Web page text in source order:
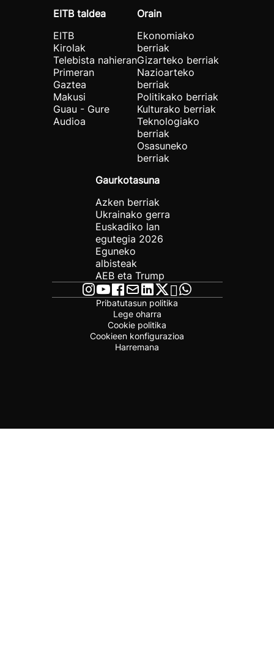
EITB taldea
EITB
Kirolak
Telebista nahieran
Primeran
Gaztea
Makusi
Guau - Gure
Audioa
Orain
Ekonomiako
berriak
Gizarteko berriak
Nazioarteko
berriak
Politikako berriak
Kulturako berriak
Teknologiako
berriak
Osasuneko
berriak
Gaurkotasuna
Azken berriak
Ukrainako gerra
Euskadiko lan
egutegia 2026
Eguneko
albisteak
AEB eta Trump
Pribatutasun politika
Lege oharra
Cookie politika
Cookieen konfigurazioa
Harremana